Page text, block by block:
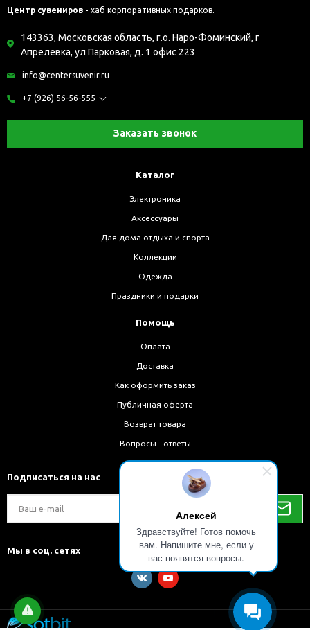
Алексей
Здравствуйте! Готов помочь
вам. Напишите мне, если у
вас появятся вопросы.
Центр сувениров - хаб корпоративных подарков.
143363, Московская область, г.о. Наро-Фоминский, г
Апрелевка, ул Парковая, д. 1 офис 223
info@centersuvenir.ru
+7 (926) 56-56-555
Заказать звонок
Каталог
Электроника
Аксессуары
Для дома отдыха и спорта
Коллекции
Одежда
Праздники и подарки
Помощь
Оплата
Доставка
Как оформить заказ
Публичная оферта
Возврат товара
Вопросы - ответы
Подписаться на нас
Мы в соц. сетях